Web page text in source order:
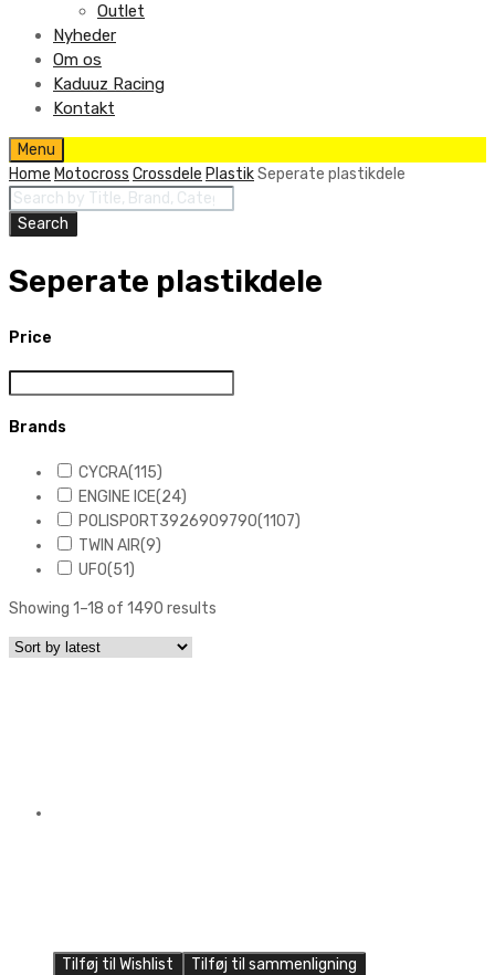
Outlet
Nyheder
Om os
Kaduuz Racing
Kontakt
Skip
to
content
Menu
Home Motocross Crossdele PlastikSeperate plastikdele
Products
search
Search
Seperate plastikdele
Price
Brands
CYCRA(115)
ENGINE ICE(24)
POLISPORT3926909790(1107)
TWIN AIR(9)
UFO(51)
Showing 1–18 of 1490 results
Tilføj til Wishlist Tilføj til sammenligning